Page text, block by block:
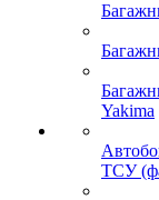
Yakima
ТСУ